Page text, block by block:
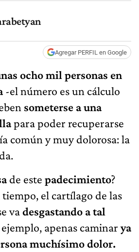
Agregar PERFIL en Google
ocho mil personas en
-el número es un cálculo
someterse a una
para poder recuperarse
común y muy dolorosa: la
de este padecimiento?
tiempo, el cartílago de las
vadesgastando a tal
apenas caminarya
muchísimo dolor.